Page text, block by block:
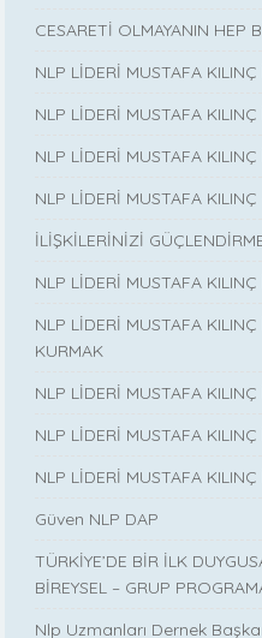
CESARETİ OLMAYANIN HEP
NLP LİDERİ MUSTAFA
NLP LİDERİ MUSTAFA
NLP LİDERİ MUSTAFA
NLP LİDERİ MUSTAFA
İLİŞKİLERİNİZİ
NLP LİDERİ MUSTAFA
NLP LİDERİ MUSTAFA
KURMAK
NLP LİDERİ MUSTAFA
NLP LİDERİ MUSTAFA
NLP LİDERİ MUSTAFA
Güven NLP DAP
TÜRKİYE’DE BİR İLK
BİREYSEL – GRUP
Nlp Uzmanları Dernek